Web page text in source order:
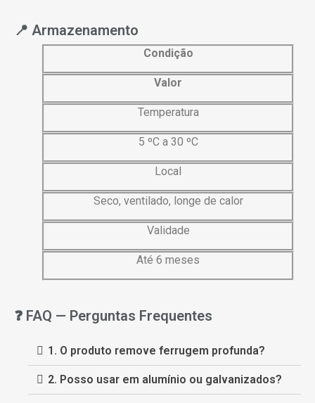
📍 Armazenamento
Condição
Valor
Temperatura
5 ºC a 30 ºC
Local
Seco, ventilado, longe de calor
Validade
Até 6 meses
❓ FAQ — Perguntas Frequentes
1. O produto remove ferrugem profunda?
2. Posso usar em alumínio ou galvanizados?